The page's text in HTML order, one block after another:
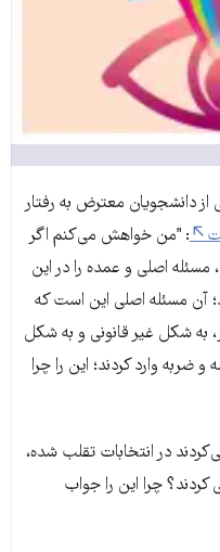
۶/۵/۹۲ در پاسخ یکی از دانشجویان معترض به رفتار
: "من خواهش می‌کنم اگر
می‌کنید، مسئله‌ اصلى و عمده را در این
آن مسئله‌ اصلى این است که
به شکل غیر قانونى و به شکل
ضربه وارد کردند؛ این را چرا
که فکر می‌کردند در انتخابات تقلب شده،
کردند؟ چرا این را جواب